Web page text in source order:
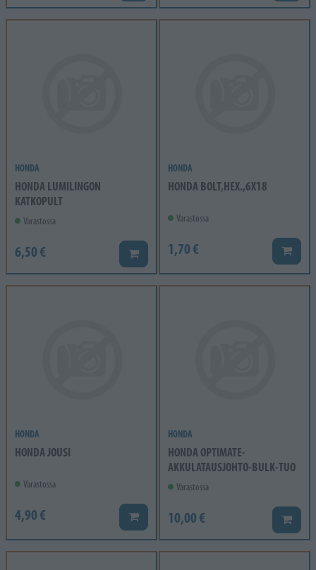
HONDA
HONDA LUMILINGON
KATKOPULT
Varastossa
6,50 € Lisää koriin
HONDA
HONDA BOLT,HEX.,6X18
Varastossa
1,70 € Lisää
HONDA
HONDA JOUSI
Varastossa
4,90 € Lisää koriin
HONDA
HONDA OPTIMATE-
AKKULATAUSJOHTO-BULK-TUO
Varastossa
10,00 € Lisää